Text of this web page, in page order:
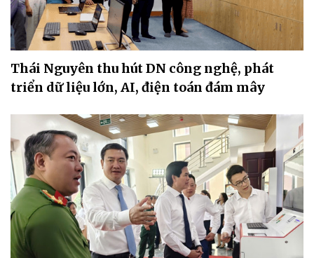
Thái Nguyên thu hút DN công nghệ, phát
triển dữ liệu lớn, AI, điện toán đám mây